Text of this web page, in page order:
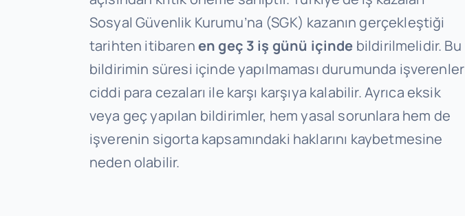
Sosyal Güvenlik Kurumu’na (SGK) kazanın gerçekleştiği
tarihten itibarenen geç 3 iş günü içinde bildirilmelidir. Bu
bildirimin süresi içinde yapılmaması durumunda işverenler
ciddi para cezaları ile karşı karşıya kalabilir. Ayrıca eksik
veya geç yapılan bildirimler, hem yasal sorunlara hem de
işverenin sigorta kapsamındaki haklarını kaybetmesine
neden olabilir.